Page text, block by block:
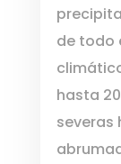
de todo
hasta
severas